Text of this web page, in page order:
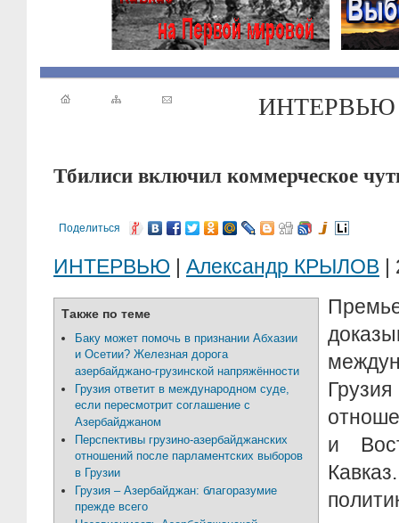
ИНТЕРВЬЮ
Тбилиси включил коммерческое
Поделиться
ИНТЕРВЬЮ | Александр КРЫЛОВ |
Также по теме
Баку может помочь в признании Абхазии
и Осетии? Железная дорога
азербайджано-грузинской напряжённости
Грузия ответит в международном суде,
если пересмотрит соглашение с
Азербайджаном
Перспективы грузино-азербайджанских
отношений после парламентских выборов
в Грузии
Грузия – Азербайджан: благоразумие
прежде всего
и